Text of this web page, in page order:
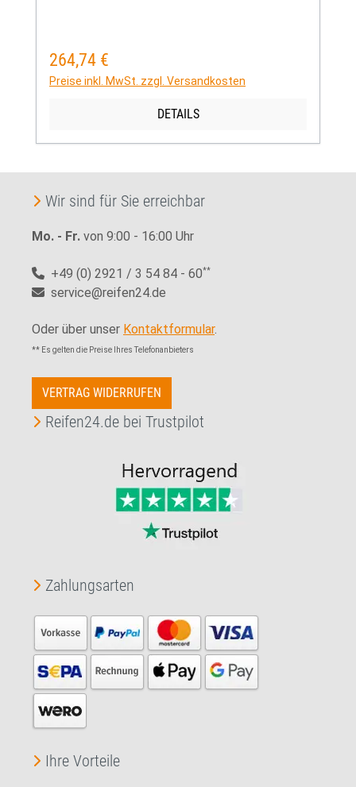
Regulärer Preis:
264,74 €
Preise inkl. MwSt. zzgl. Versandkosten
DETAILS
Wir sind für Sie erreichbar
Mo. - Fr. von 9:00 - 16:00 Uhr
+49 (0) 2921 / 3 54 84 - 60**
service@reifen24.de
Oder über unser Kontaktformular.
** Es gelten die Preise Ihres Telefonanbieters
VERTRAG WIDERRUFEN
Reifen24.de bei Trustpilot
Zahlungsarten
Ihre Vorteile